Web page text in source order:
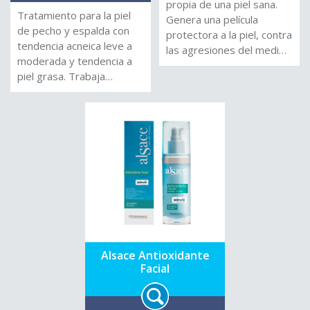
Tratamiento para la piel
de pecho y espalda con
tendencia acneica leve a
moderada y tendencia a
piel grasa. Trabaja
manchas post-
inflamatorias secuelas del
Isotretinoina sistémica o
fórmula ofrece Efecto 3R:
Reducción y control de las
Rebalance de la microflora
propia de una piel sana.
Genera una película
protectora a la piel, contra
las agresiones del medio
ambiente, sin dejar
Alsace Antioxidante
Facial